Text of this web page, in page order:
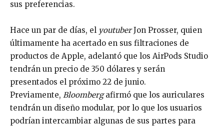
sus preferencias.
Hace un par de días, el youtuberJon Prosser, quien
últimamente ha acertado en sus filtraciones de
productos de Apple, adelantó que los AirPods Studio
tendrán un precio de 350 dólares y serán
presentados el próximo 22 de junio.
Previamente, Bloombergafirmó que los auriculares
tendrán un diseño modular, por lo que los usuarios
podrían intercambiar algunas de sus partes para